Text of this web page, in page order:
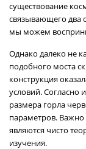
существование
связывающего два
мы можем
Однако далеко не
подобного моста
конструкция
условий. Согласно
размера горла
параметров. Важно
являются чисто
изучения.